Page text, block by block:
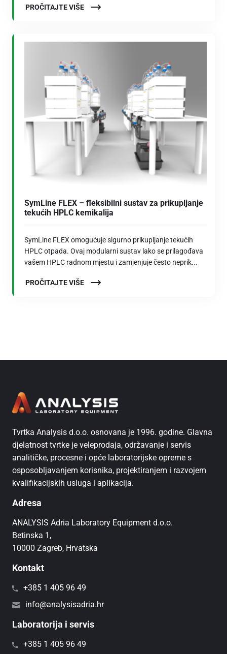
PROČITAJTE VIŠE
SymLine FLEX – fleksibilni sustav za prikupljanje
tekućih HPLC kemikalija
SymLine FLEX omogućuje sigurno prikupljanje tekućih
HPLC otpada. Ovaj modularni sustav lako se prilagođava
vašem HPLC radnom mjestu i zamjenjuje često neprik...
PROČITAJTE VIŠE
Tvrtka Analysis d.o.o. osnovana je 1996. godine. Glavna
djelatnost tvrtke je veleprodaja, održavanje i servis
analitičke, procesne i opće laboratorijske opreme s
osposobljavanjem korisnika, projektiranjem i razvojem
kvalifikacijskih usluga i aplikacija.
Adresa
ANALYSIS Adria Laboratory Equipment d.o.o.
Betinska 1,
10000 Zagreb, Hrvatska
Kontakt
+385 1 405 96 49
info@analysisadria.hr
Laboratorija i servis
+385 1 405 96 49